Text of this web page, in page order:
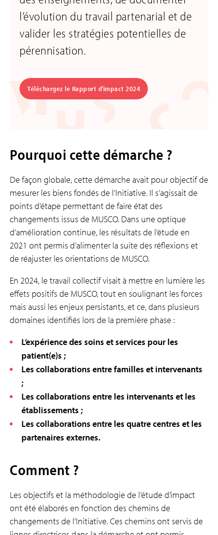
l’évolution du travail partenarial et de
valider les stratégies potentielles de
pérennisation.
Téléchargez le Rapport d’impact 2024
Pourquoi cette démarche ?
De façon globale, cette démarche avait pour objectif de
mesurer les biens fondés de l’Initiative. Il s’agissait de
points d’étape permettant de faire état des
changements issus de MUSCO. Dans une optique
d’amélioration continue, les résultats de l’étude en
2021 ont permis d’alimenter la suite des réflexions et
de réajuster les orientations de MUSCO.
En 2024, le travail collectif visait à mettre en lumière les
effets positifs de MUSCO, tout en soulignant les forces
mais aussi les enjeux persistants, et ce, dans plusieurs
domaines identifiés lors de la première phase :
L’expérience des soins et services pour les
patient(e)s ;
Les collaborations entre familles et intervenants
;
Les collaborations entre les intervenants et les
établissements ;
Les collaborations entre les quatre centres et les
partenaires externes.
Comment ?
Les objectifs et la méthodologie de l’étude d’impact
ont été élaborés en fonction des chemins de
changements de l’Initiative. Ces chemins ont servis de